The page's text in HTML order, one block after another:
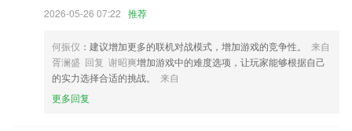
2026-05-26 07:22 推荐
何振仪 ：建议增加更多的联机对战模式，增加游戏的竞争性。
来自
胥澜盛 回复 谢昭爽增加游戏中的难度选项，让玩家能够根据自己
的实力选择合适的挑战。
来自
更多回复